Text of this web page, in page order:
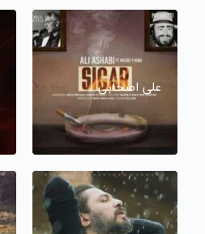
علی اصحابی